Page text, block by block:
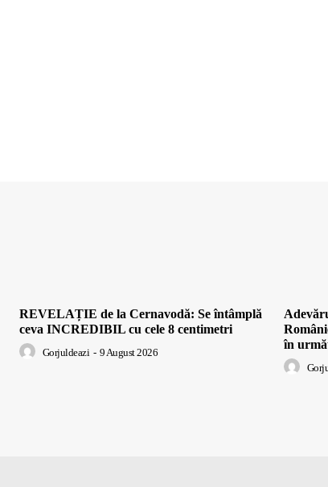
REVELAȚIE de la Cernavodă: Se întâmplă
ceva INCREDIBIL cu cele 8 centimetri
Gorjuldeazi - 9 August 2026
în